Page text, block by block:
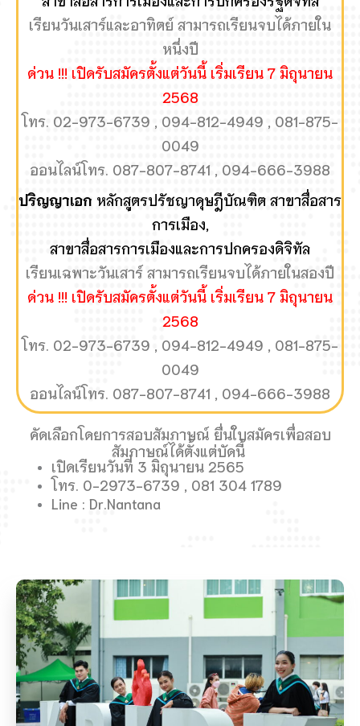
เรียนวันเสาร์และอาทิตย์ สามารถเรียนจบได้ภายใน
หนึ่งปี
ด่วน !!! เปิดรับสมัครตั้งแต่วันนี้ เริ่มเรียน 7 มิถุนายน
2568
โทร. 02-973-6739 , 094-812-4949 , 081-875-
0049
ออนไลน์โทร. 087-807-8741 , 094-666-3988
ปริญญาเอก หลักสูตรปรัชญาดุษฎีบัณฑิต สาขาสื่อสาร
การเมือง,
สาขาสื่อสารการเมืองและการปกครองดิจิทัล
เรียนเฉพาะวันเสาร์ สามารถเรียนจบได้ภายในสองปี
ด่วน !!! เปิดรับสมัครตั้งแต่วันนี้ เริ่มเรียน 7 มิถุนายน
2568
โทร. 02-973-6739 , 094-812-4949 , 081-875-
0049
ออนไลน์โทร. 087-807-8741 , 094-666-3988
คัดเลือกโดยการสอบสัมภาษณ์ ยื่นใบสมัครเพื่อสอบ
สัมภาษณ์ได้ตั้งแต่บัดนี้
เปิดเรียนวันที่ 3 มิถุนายน 2565
โทร. 0-2973-6739 , 081 304 1789
Line : Dr.Nantana